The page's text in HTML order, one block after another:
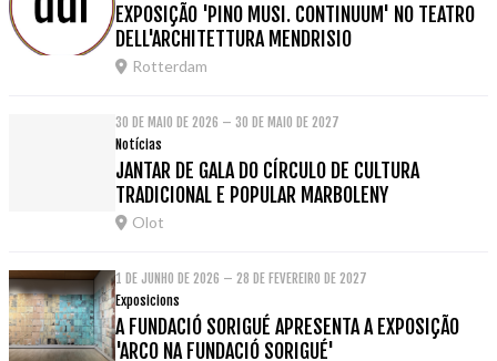
EXPOSIÇÃO 'PINO MUSI. CONTINUUM' NO TEATRO
DELL'ARCHITETTURA MENDRISIO
Rotterdam
30 DE MAIO DE 2026 – 30 DE MAIO DE 2027
Notícias
JANTAR DE GALA DO CÍRCULO DE CULTURA
TRADICIONAL E POPULAR MARBOLENY
Olot
1 DE JUNHO DE 2026 – 28 DE FEVEREIRO DE 2027
Exposicions
A FUNDACIÓ SORIGUÉ APRESENTA A EXPOSIÇÃO
'ARCO NA FUNDACIÓ SORIGUÉ'